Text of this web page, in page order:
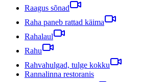
Raagus sõnad
Raha paneb rattad käima
Rahalaul
Rahu
Rahvahulgad, tulge kokku
Rannalinna restoranis